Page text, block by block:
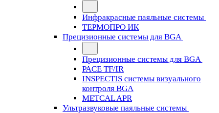
Инфракрасные паяльные системы
ТЕРМОПРО ИК
Прецизионные системы для BGA
Прецизионные системы для BGA
PACE TF/IR
INSPECTIS системы визуального
контроля BGA
METCAL APR
Ультразвуковые паяльные системы